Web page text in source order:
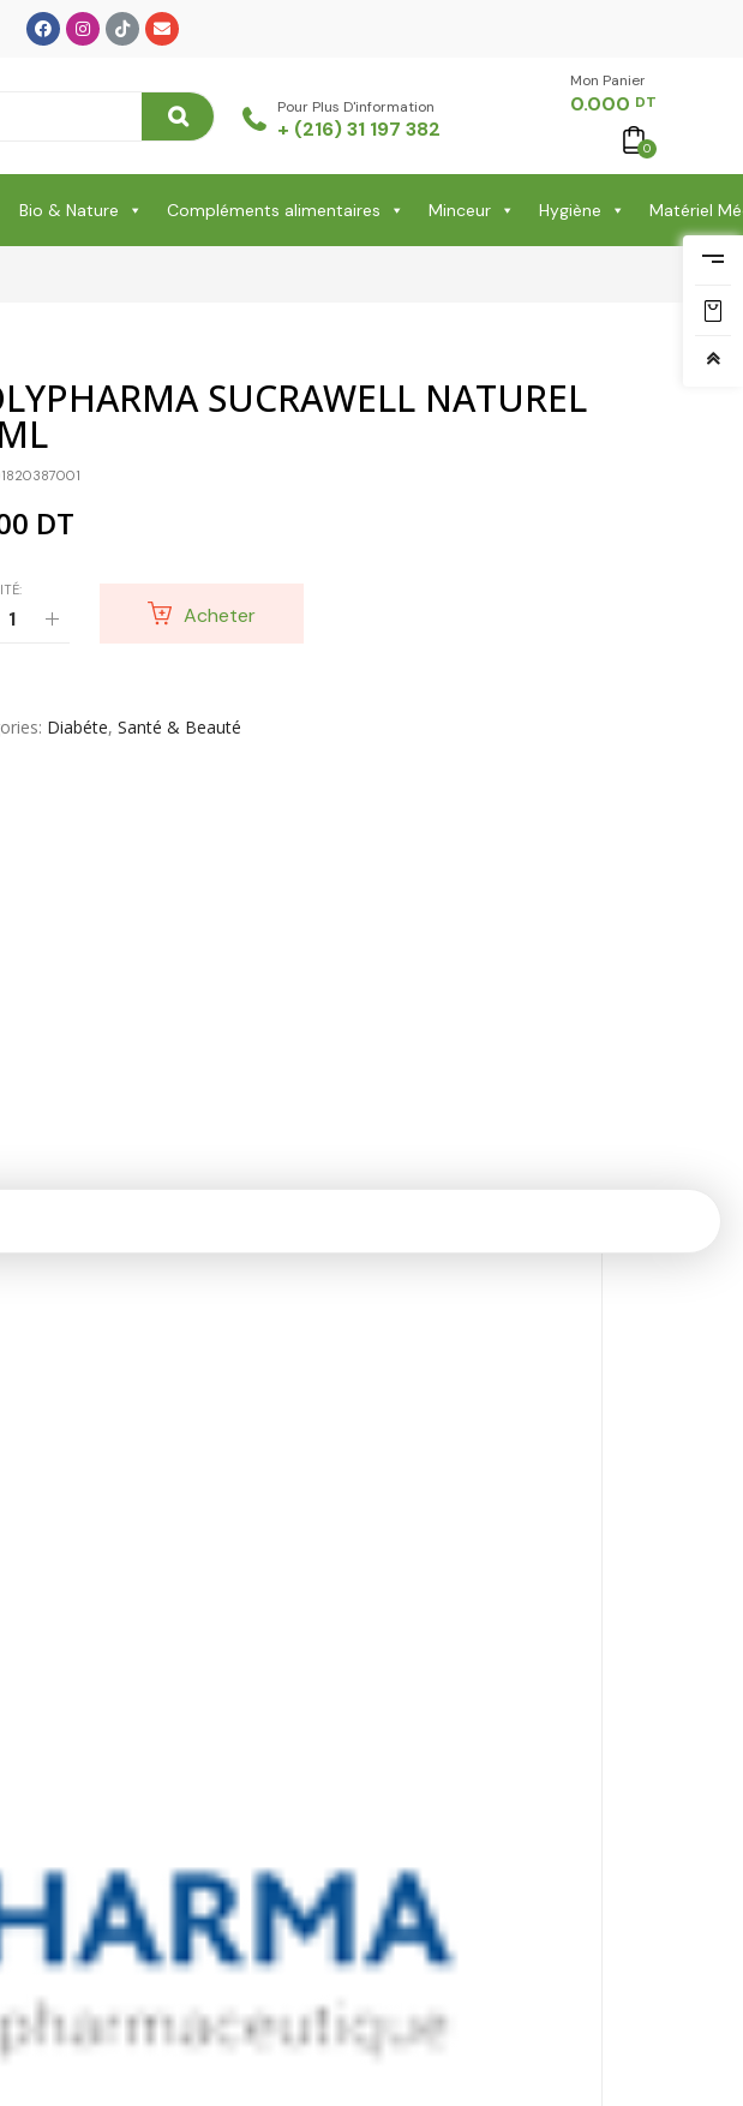
Pour Plus D'information
+ (216) 31 197 382
Mon Panier -
0.000 DT
0
Bio & Nature Compléments alimentaires Minceur Hygiène Matériel
SUCRAWELL NATUREL
DT
Acheter
Diabéte, Santé & Beauté